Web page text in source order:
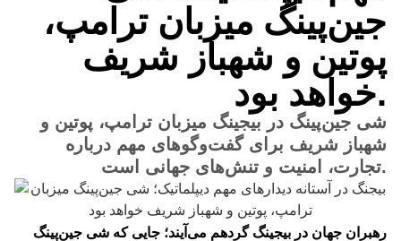
جین‌پینگ میزبان ترامپ،
پوتین و شهباز شریف
خواهد بود.
شی جین‌پینگ در بیجینگ میزبان ترامپ، پوتین و
شهباز شریف برای گفت‌وگوهای مهم درباره
تجارت، امنیت و تنش‌های جهانی است.
رهبران جهان در بیجینگ گردهم می‌آیند؛ جایی که شی جین‌پینگ